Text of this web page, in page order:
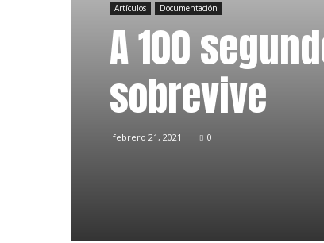
Artículos Documentación
A 100
sobrevive
febrero 21, 2021 0